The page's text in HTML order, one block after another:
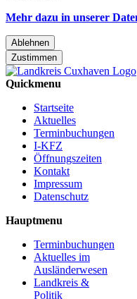
Mehr dazu in unserer
Ablehnen
Zustimmen
Quickmenu
Startseite
Aktuelles
Terminbuchungen
I-KFZ
Öffnungszeiten
Kontakt
Impressum
Datenschutz
Hauptmenu
Terminbuchungen
Aktuelles im
Ausländerwesen
Landkreis &
Politik